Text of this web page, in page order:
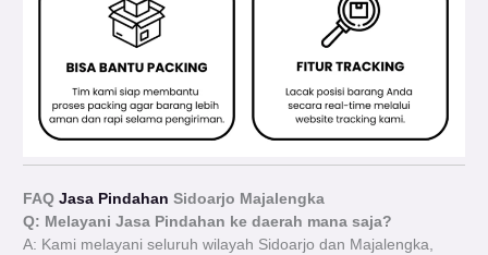
FAQJasa Pindahan Sidoarjo Majalengka
Q: Melayani Jasa Pindahan ke daerah mana saja?
A: Kami melayani seluruh wilayah Sidoarjo dan Majalengka,